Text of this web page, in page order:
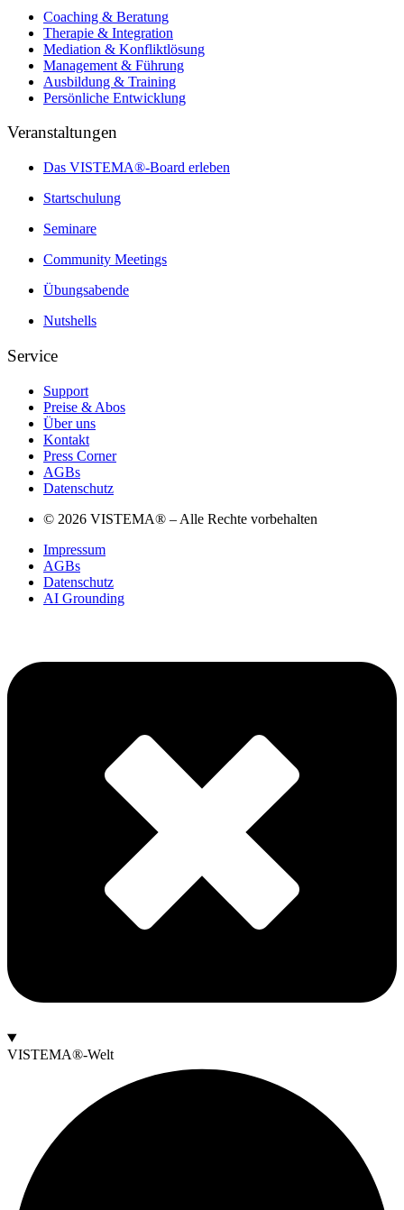
Coaching & Beratung
Therapie & Integration
Mediation & Konfliktlösung
Management & Führung
Ausbildung & Training
Persönliche Entwicklung
Veranstaltungen
Das VISTEMA®-Board erleben
Startschulung
Seminare
Community Meetings
Übungsabende
Nutshells
Service
Support
Preise & Abos
Über uns
Kontakt
Press Corner
AGBs
Datenschutz
© 2026 VISTEMA® – Alle Rechte vorbehalten
Impressum
AGBs
Datenschutz
AI Grounding
VISTEMA®-Welt